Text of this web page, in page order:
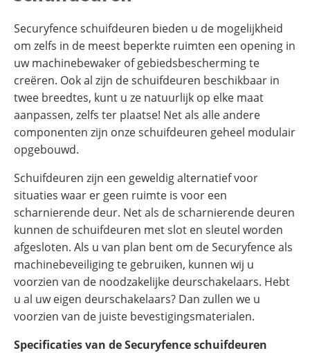
Securyfence schuifdeuren bieden u de mogelijkheid
om zelfs in de meest beperkte ruimten een opening in
uw machinebewaker of gebiedsbescherming te
creëren. Ook al zijn de schuifdeuren beschikbaar in
twee breedtes, kunt u ze natuurlijk op elke maat
aanpassen, zelfs ter plaatse! Net als alle andere
componenten zijn onze schuifdeuren geheel modulair
opgebouwd.
Schuifdeuren zijn een geweldig alternatief voor
situaties waar er geen ruimte is voor een
scharnierende deur. Net als de scharnierende deuren
kunnen de schuifdeuren met slot en sleutel worden
afgesloten. Als u van plan bent om de Securyfence als
machinebeveiliging te gebruiken, kunnen wij u
voorzien van de noodzakelijke deurschakelaars. Hebt
u al uw eigen deurschakelaars? Dan zullen we u
voorzien van de juiste bevestigingsmaterialen.
Specificaties van de Securyfence schuifdeuren